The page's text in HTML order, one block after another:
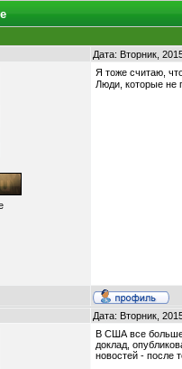
Дата: Вторник,
Я тоже считаю,
Люди, которые не
Дата: Вторник,
В США все больше
доклад,
новостей - после